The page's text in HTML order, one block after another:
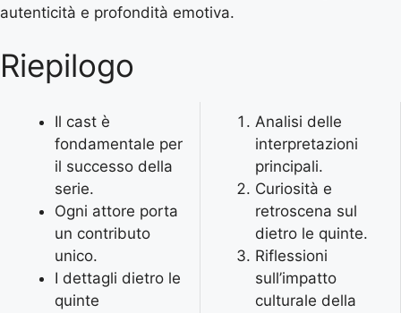
autenticità e profondità emotiva.
Riepilogo
Il cast è
fondamentale per
il successo della
serie.
Ogni attore porta
un contributo
unico.
I dettagli dietro le
quinte
Analisi delle
interpretazioni
principali.
Curiosità e
retroscena sul
dietro le quinte.
Riflessioni
sull’impatto
culturale della